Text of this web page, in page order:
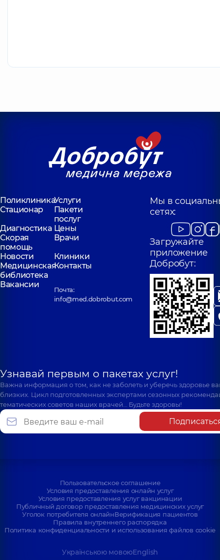
ПоликлиникаУслуги
Стационар
Пакети
послуг
Диагностика Цены
Скорая
помощь
Врачи
Новости
Клиники
Медицинская
библиотека
Контакты
Вакансии
Почта:
info@med.dobrobut.com
Мы в
сетях:
Загружайте
приложение
Добробут:
Узнавай первым о пакетах услуг!
Важна информация о том, как не заболеть и уберечь здоровье
близких. Цикл подготовленных экспертами сезонных
тематических советов наших врачей… Будьте здоровы!
Пользовательское соглашение
Условия предоставления онлайн услуг
Условия предоставления услуг вакцинации
Публичный договор предоставления медицинских услуг
Уголок потребителя онлайнВерификация пациентов
Правила внутреннего распорядка
Политика конфиденциальности и использования файлов cookie
Українською мовоюEnglish